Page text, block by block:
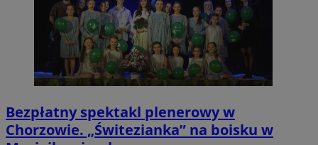
Bezpłatny spektakl plenerowy w
Chorzowie. „Świtezianka” na boisku w